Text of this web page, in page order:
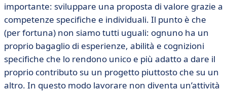
importante: sviluppare una proposta di valore grazie a
competenze specifiche e individuali. Il punto è che
(per fortuna) non siamo tutti uguali: ognuno ha un
proprio bagaglio di esperienze, abilità e cognizioni
specifiche che lo rendono unico e più adatto a dare il
proprio contributo su un progetto piuttosto che su un
altro. In questo modo lavorare non diventa un’attività